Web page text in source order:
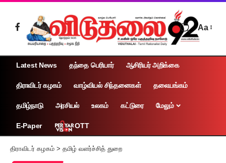
Aa
Latest News தந்தை பெரியார் ஆசிரியர் அறிக்கை
திராவிடர் கழகம் வாழ்வியல் சிந்தனைகள் தலையங்கம்
தமிழ்நாடு அரசியல் உலகம் கட்டுரை மேலும்
E-Paper OTT
திராவிடர் கழகம் > தமிழ் வளர்ச்சித் துறை